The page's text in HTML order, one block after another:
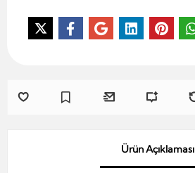
Ürün Açıklaması